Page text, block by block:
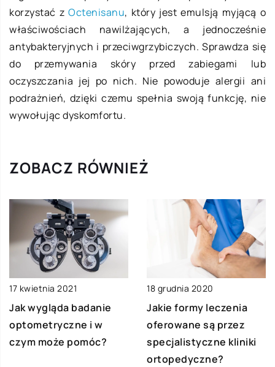
korzystać z Octenisanu, który jest emulsją myjącą o
właściwościach nawilżających, a jednocześnie
antybakteryjnych i przeciwgrzybiczych. Sprawdza się
do przemywania skóry przed zabiegami lub
oczyszczania jej po nich. Nie powoduje alergii ani
podrażnień, dzięki czemu spełnia swoją funkcję, nie
wywołując dyskomfortu.
ZOBACZ RÓWNIEŻ
17 kwietnia 2021
Jak wygląda badanie
optometryczne i w
czym może pomóc?
18 grudnia 2020
Jakie formy leczenia
oferowane są przez
specjalistyczne kliniki
ortopedyczne?